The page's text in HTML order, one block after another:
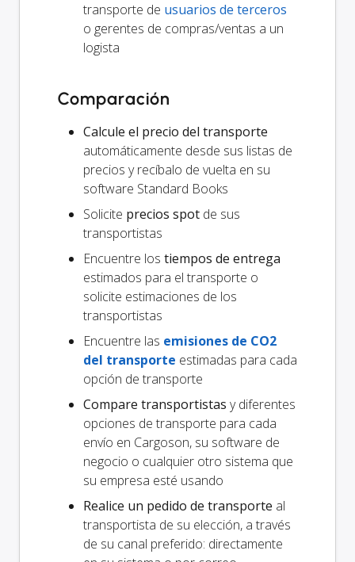
transporte de usuarios de terceros
o gerentes de compras/ventas a un
logista
Comparación
Calcule el precio del transporte
automáticamente desde sus listas de
precios y recíbalo de vuelta en su
software Standard Books
Solicite precios spot de sus
transportistas
Encuentre los tiempos de entrega
estimados para el transporte o
solicite estimaciones de los
transportistas
Encuentre las emisiones de CO2
del transporte estimadas para cada
opción de transporte
Compare transportistas y diferentes
opciones de transporte para cada
envío en Cargoson, su software de
negocio o cualquier otro sistema que
su empresa esté usando
Realice un pedido de transporte al
transportista de su elección, a través
de su canal preferido: directamente